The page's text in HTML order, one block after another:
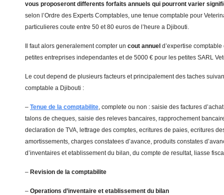
vous proposeront differents forfaits annuels qui pourront varier
selon l’Ordre des Experts Comptables, une tenue comptable pour
particulieres coute entre 50 et 80 euros de l’heure a Djibouti.
Il faut alors generalement compter un cout annuel d’expertise
petites entreprises independantes et de 5000 € pour les petites SARL
Le cout depend de plusieurs facteurs et principalement des taches
comptable a Djibouti :
– Tenue de la comptabilite, complete ou non : saisie des factures
talons de cheques, saisie des releves bancaires, rapprochement
declaration de TVA, lettrage des comptes, ecritures de paies, ecritures
amortissements, charges constatees d’avance, produits constates
d’inventaires et etablissement du bilan, du compte de resultat, liasse
– Revision de la comptabilite
– Operations d’inventaire et etablissement du bilan